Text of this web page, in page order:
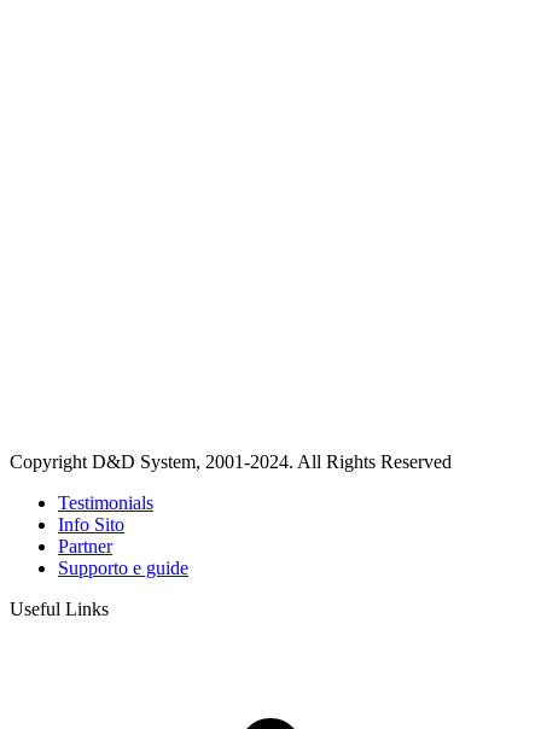
Copyright D&D System, 2001-2024. All Rights Reserved
Testimonials
Info Sito
Partner
Supporto e guide
Useful Links